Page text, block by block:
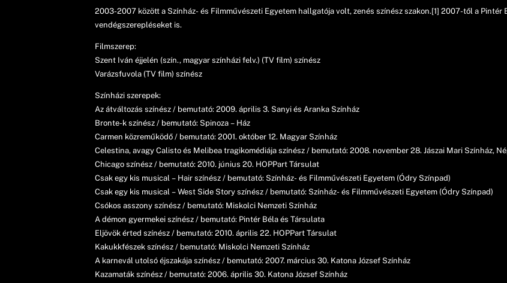
2003-2007 között a Színház- és Filmművészeti Egyetem hallgatója volt, zenés színész szakon.[1] 2007-től a
vendégszerepléseket is.
Filmszerep:
Szent Iván éjjelén (szín., magyar színházi felv.) (TV film) színész
Varázsfuvola (TV film) színész
Színházi szerepek:
Az átváltozás színész / bemutató: 2009. április 3. Sanyi és Aranka Színház
Bronte-k színész / bemutató: Spinoza – Ház
Carmen közreműködő / bemutató: 2001. október 12. Magyar Színház
Celestina, avagy Calisto és Melibea tragikomédiája színész / bemutató: 2008. november 28. Jászai Mari Színház,
Chicago színész / bemutató: 2010. június 20. HOPPart Társulat
Csak egy kis musical – Hair színész / bemutató: Színház- és Filmművészeti Egyetem (Ódry Színpad)
Csak egy kis musical – West Side Story színész / bemutató: Színház- és Filmművészeti Egyetem (Ódry Színpad)
Csókos asszony színész / bemutató: Miskolci Nemzeti Színház
A démon gyermekei színész / bemutató: Pintér Béla és Társulata
Eljövök érted színész / bemutató: 2010. április 22. HOPPart Társulat
Kakukkfészek színész / bemutató: Miskolci Nemzeti Színház
A karnevál utolsó éjszakája színész / bemutató: 2007. március 30. Katona József Színház
Kazamaták színész / bemutató: 2006. április 30. Katona József Színház